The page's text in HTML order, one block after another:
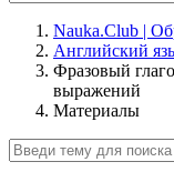
Nauka.Club |
Английский
Фразовый
выражений
Материалы